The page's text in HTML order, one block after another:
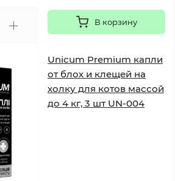
В корзину
Unicum Premium капли
от блох и клещей на
холку для котов массой
до 4 кг, 3 шт UN-004